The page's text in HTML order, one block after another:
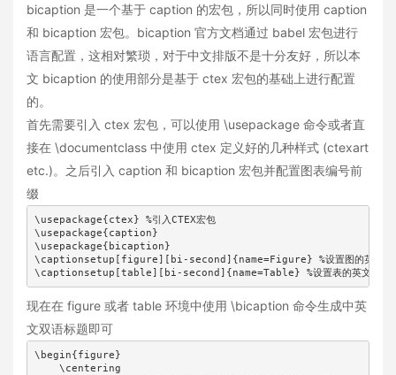
bicaption 是一个基于 caption 的宏包，所以同时使用 caption
和 bicaption 宏包。bicaption 官方文档通过 babel 宏包进行
语言配置，这相对繁琐，对于中文排版不是十分友好，所以本
文 bicaption 的使用部分是基于 ctex 宏包的基础上进行配置
的。
首先需要引入 ctex 宏包，可以使用 \usepackage 命令或者直
接在 \documentclass 中使用 ctex 定义好的几种样式 (ctexart
etc.)。之后引入 caption 和 bicaption 宏包并配置图表编号前
缀
\usepackage{ctex} %引入CTEX宏包
\usepackage{caption}
\usepackage{bicaption}
\captionsetup[figure][bi-second]{name=Figure} %设置图的英文编
\captionsetup[table][bi-second]{name=Table} %设置表的英文编号
现在在 figure 或者 table 环境中使用 \bicaption 命令生成中英
文双语标题即可
\begin{figure}
\centering